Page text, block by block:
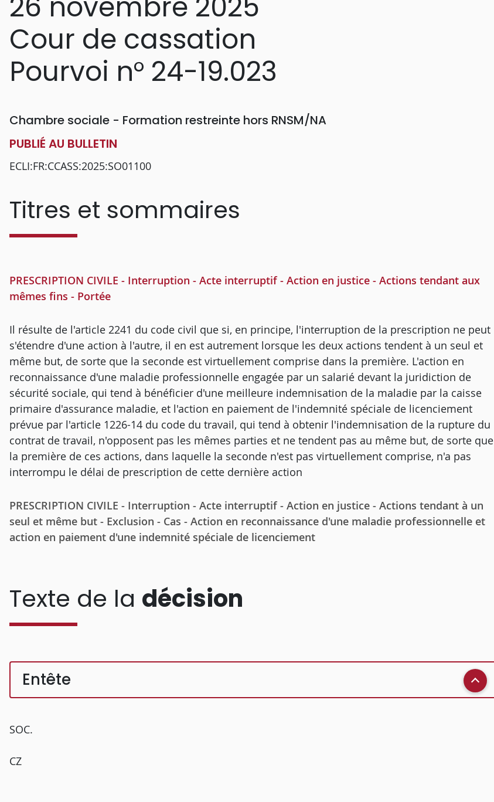
Cour de cassation
Pourvoi n° 24-19.023
Chambre sociale - Formation restreinte hors RNSM/NA
PUBLIÉ AU BULLETIN
ECLI:FR:CCASS:2025:SO01100
Titres et sommaires
PRESCRIPTION CIVILE - Interruption - Acte interruptif - Action en justice - Actions tendant aux
mêmes fins - Portée
Il résulte de l'article 2241 du code civil que si, en principe, l'interruption de la prescription ne peut
s'étendre d'une action à l'autre, il en est autrement lorsque les deux actions tendent à un seul et
même but, de sorte que la seconde est virtuellement comprise dans la première. L'action en
reconnaissance d'une maladie professionnelle engagée par un salarié devant la juridiction de
sécurité sociale, qui tend à bénéficier d'une meilleure indemnisation de la maladie par la caisse
primaire d'assurance maladie, et l'action en paiement de l'indemnité spéciale de licenciement
prévue par l'article 1226-14 du code du travail, qui tend à obtenir l'indemnisation de la rupture du
contrat de travail, n'opposent pas les mêmes parties et ne tendent pas au même but, de sorte que
la première de ces actions, dans laquelle la seconde n'est pas virtuellement comprise, n'a pas
interrompu le délai de prescription de cette dernière action
PRESCRIPTION CIVILE - Interruption - Acte interruptif - Action en justice - Actions tendant à un
seul et même but - Exclusion - Cas - Action en reconnaissance d'une maladie professionnelle et
action en paiement d'une indemnité spéciale de licenciement
Texte de la décision
Entête
SOC.
CZ